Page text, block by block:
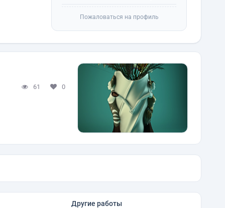
Пожаловаться на профиль
61 0
Другие работы